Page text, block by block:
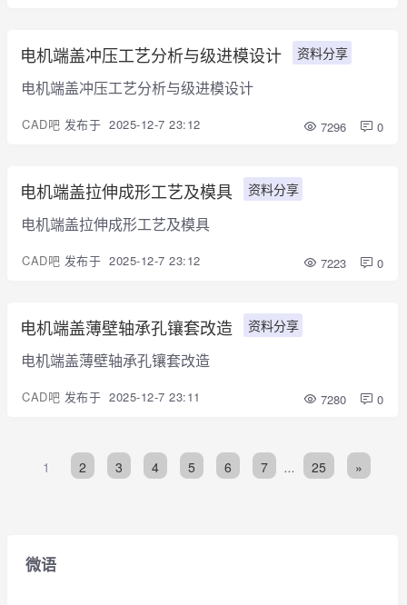
电机端盖冲压工艺分析与级进模设计 资料分享
电机端盖冲压工艺分析与级进模设计
CAD吧 发布于 2025-12-7 23:12 7296 0
电机端盖拉伸成形工艺及模具 资料分享
电机端盖拉伸成形工艺及模具
CAD吧 发布于 2025-12-7 23:12 7223 0
电机端盖薄壁轴承孔镶套改造 资料分享
电机端盖薄壁轴承孔镶套改造
CAD吧 发布于 2025-12-7 23:11 7280 0
1 2 3 4 5 6 7 ... 25 »
微语